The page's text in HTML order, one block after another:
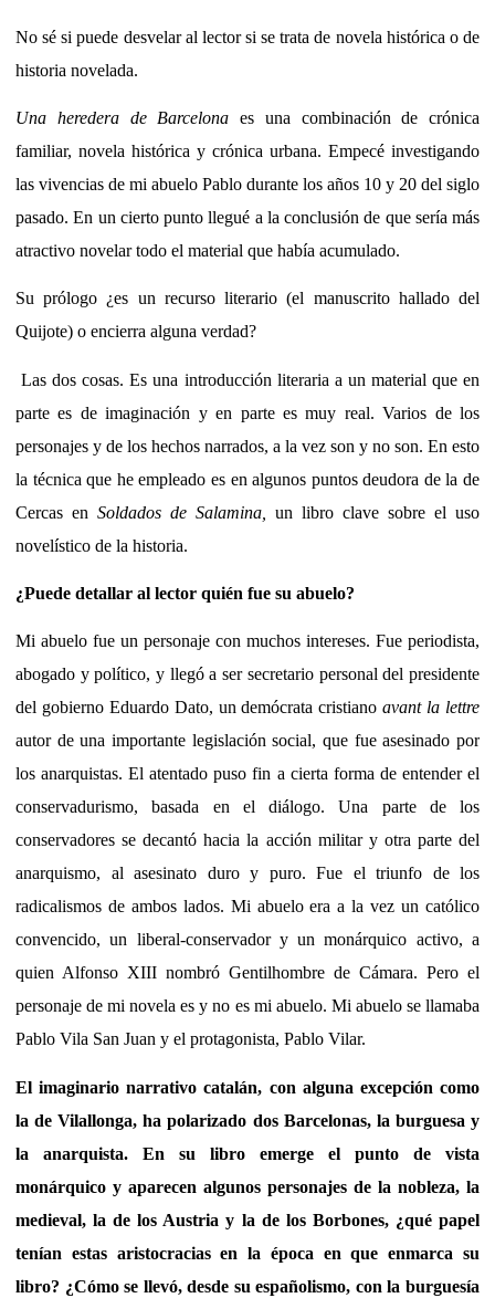
No sé si puede desvelar al lector si se trata de novela histórica o de
historia novelada.
Una heredera de Barcelona es una combinación de crónica
familiar, novela histórica y crónica urbana. Empecé investigando
las vivencias de mi abuelo Pablo durante los años 10 y 20 del siglo
pasado. En un cierto punto llegué a la conclusión de que sería más
atractivo novelar todo el material que había acumulado.
Su prólogo ¿es un recurso literario (el manuscrito hallado del
Quijote) o encierra alguna verdad?
Las dos cosas. Es una introducción literaria a un material que en
parte es de imaginación y en parte es muy real. Varios de los
personajes y de los hechos narrados, a la vez son y no son. En esto
la técnica que he empleado es en algunos puntos deudora de la de
Cercas en Soldados de Salamina,
un libro clave sobre el uso
novelístico de la historia.
¿Puede detallar al lector quién fue su abuelo?
Mi abuelo fue un personaje con muchos intereses. Fue periodista,
abogado y político, y llegó a ser secretario personal del presidente
del gobierno Eduardo Dato, un demócrata cristianoavant la lettre
autor de una importante legislación social, que fue asesinado por
los anarquistas. El atentado puso fin a cierta forma de entender el
conservadurismo, basada en el diálogo. Una parte de los
conservadores se decantó hacia la acción militar y otra parte del
anarquismo, al asesinato duro y puro. Fue el triunfo de los
radicalismos de ambos lados. Mi abuelo era a la vez un católico
convencido, un liberal-conservador y un monárquico activo, a
quien Alfonso XIII nombró Gentilhombre de Cámara. Pero el
personaje de mi novela es y no es mi abuelo. Mi abuelo se llamaba
Pablo Vila San Juan y el protagonista, Pablo Vilar.
El imaginario narrativo catalán, con alguna excepción como
la de Vilallonga, ha polarizado dos Barcelonas, la burguesa y
la anarquista. En su libro emerge el punto de vista
monárquico y aparecen algunos personajes de la nobleza, la
medieval, la de los Austria y la de los Borbones, ¿qué papel
tenían estas aristocracias en la época en que enmarca su
libro? ¿Cómo se llevó, desde su españolismo, con la burguesía